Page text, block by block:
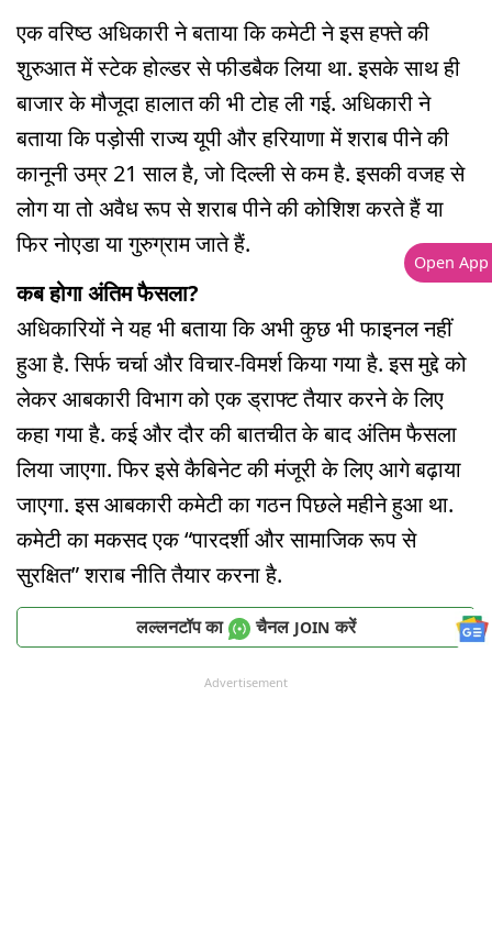
एक वरिष्ठ अधिकारी ने बताया कि कमेटी ने इस हफ्ते की
शुरुआत में स्टेक होल्डर से फीडबैक लिया था. इसके साथ ही
बाजार के मौजूदा हालात की भी टोह ली गई. अधिकारी ने
बताया कि पड़ोसी राज्य यूपी और हरियाणा में शराब पीने की
कानूनी उम्र 21 साल है, जो दिल्ली से कम है. इसकी वजह से
लोग या तो अवैध रूप से शराब पीने की कोशिश करते हैं या
फिर नोएडा या गुरुग्राम जाते हैं.
कब होगा अंतिम फैसला?
अधिकारियों ने यह भी बताया कि अभी कुछ भी फाइनल नहीं
हुआ है. सिर्फ चर्चा और विचार-विमर्श किया गया है. इस मुद्दे को
लेकर आबकारी विभाग को एक ड्राफ्ट तैयार करने के लिए
कहा गया है. कई और दौर की बातचीत के बाद अंतिम फैसला
लिया जाएगा. फिर इसे कैबिनेट की मंजूरी के लिए आगे बढ़ाया
जाएगा. इस आबकारी कमेटी का गठन पिछले महीने हुआ था.
कमेटी का मकसद एक “पारदर्शी और सामाजिक रूप से
सुरक्षित” शराब नीति तैयार करना है.
लल्लनटॉप का चैनल JOIN करें
Advertisement
Open App